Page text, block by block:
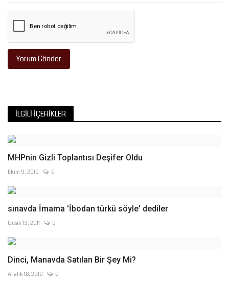
Yorum Gönder
İLGILI İÇERIKLER
MHPnin Gizli Toplantısı Deşifer Oldu
Ekim 9, 2010 0
sınavda İmama 'İbodan türkü söyle' dediler
Ocak 13, 2011 0
Dinci, Manavda Satılan Bir Şey Mi?
Aralık 18, 2010 0